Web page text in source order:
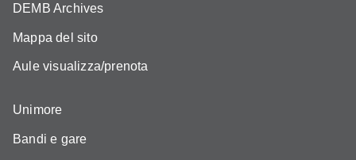
DEMB Archives
Mappa del sito
Aule visualizza/prenota
Unimore
Bandi e gare